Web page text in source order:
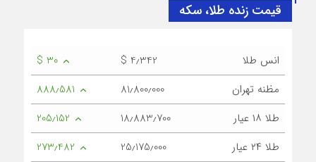
قیمت زنده طلا، سکه
انس طلا $ 4٫342
$ 30
مظنه تهران
81٫800٫000
888٫581
طلا ۱۸ عیار
18٫883٫700
205٫152
طلا ۲۴ عیار
25٫175٫000
273٫482